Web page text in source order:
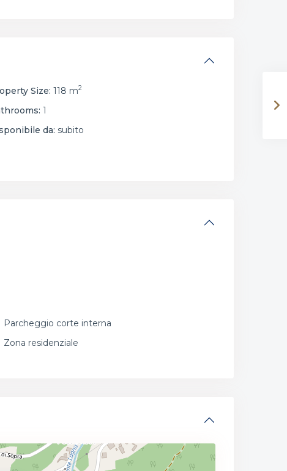
Size: 118 m2
1
da: subito
Parcheggio corte interna
Zona residenziale